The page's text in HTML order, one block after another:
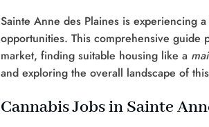
Sainte Anne des Plaines is experiencing
opportunities. This comprehensive guide
market, finding suitable housing like a
and exploring the overall landscape of
Cannabis Jobs in Sainte